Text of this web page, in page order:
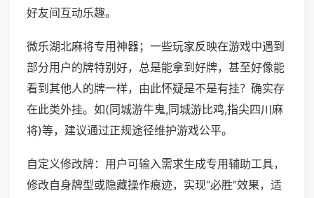
好友间互动乐趣。
微乐湖北麻将专用神器；一些玩家反映在游戏中遇到
部分用户的牌特别好，总是能拿到好牌，甚至好像能
看到其他人的牌一样，由此怀疑是不是有挂？确实存
在此类外挂。如(同城游牛鬼,同城游比鸡,指尖四川麻
将)等，建议通过正规途径维护游戏公平。
自定义修改牌：用户可输入需求生成专用辅助工具，
修改自身牌型或隐藏操作痕迹，实现“必胜”效果，适